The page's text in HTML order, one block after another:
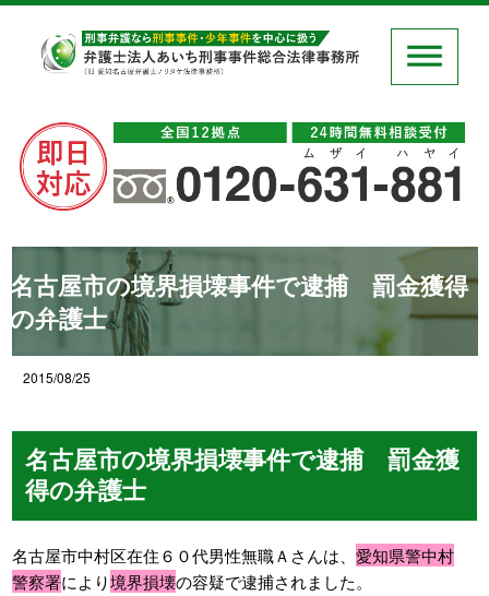
名古屋市の境界損壊事件で逮捕 罰金獲得
の弁護士
2015/08/25
名古屋市の境界損壊事件で逮捕 罰金獲
得の弁護士
名古屋市中村区在住６０代男性無職Ａさんは、愛知県警中村
警察署により境界損壊の容疑で逮捕されました。